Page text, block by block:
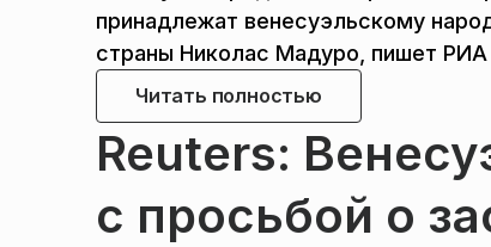
принадлежат венесуэльскому
страны Николас Мадуро, пишет РИА
Читать полностью
Reuters:
с просьбой о